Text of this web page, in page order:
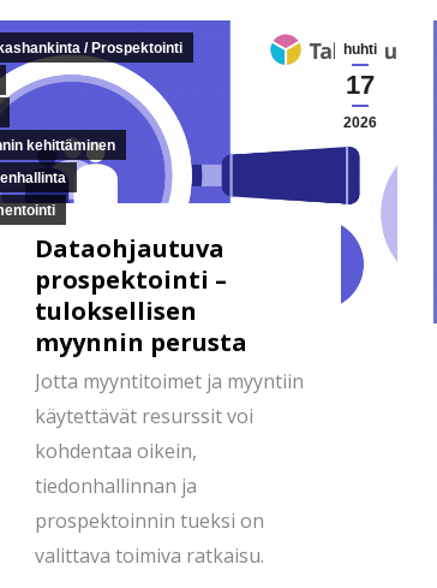
huhti
17
2026
/ Prospektointi
kehittäminen
Dataohjautuva
prospektointi –
tuloksellisen
myynnin perusta
Jotta myyntitoimet ja myyntiin
käytettävät resurssit voi
kohdentaa oikein,
tiedonhallinnan ja
prospektoinnin tueksi on
valittava toimiva ratkaisu.